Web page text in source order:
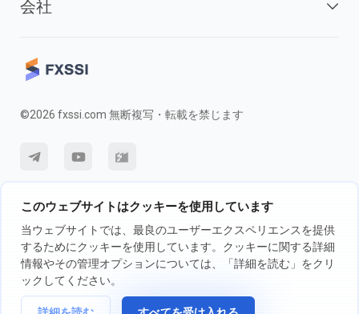
このウェブサイトはクッキーを使用しています
当ウェブサイトでは、最良のユーザーエクスペリエンスを提供
するためにクッキーを使用しています。クッキーに関する詳細
情報やその管理オプションについては、「詳細を読む」をクリ
ックしてください。
会社
©2026 fxssi.com 無断複写・転載を禁じます
利用規約 プライバシーポリシー
リスク開示
クッキーポリシー
FXSSI LTDが運営するウェブサイト登録番号：13534801（イングラン